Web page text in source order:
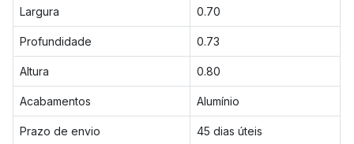
Largura 0.70
Profundidade 0.73
Altura 0.80
Acabamentos Alumínio
Prazo de envio 45 dias úteis